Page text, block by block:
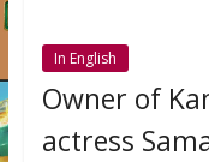
In English
Owner of
actress